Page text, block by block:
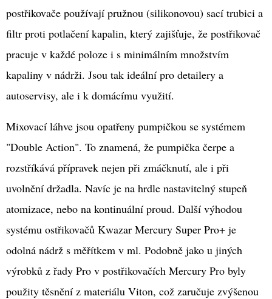
postřikovače používají pružnou (silikonovou) sací trubici a
filtr proti potlačení kapalin, který zajišťuje, že postřikovač
pracuje v každé poloze i s minimálním množstvím
kapaliny v nádrži. Jsou tak ideální pro detailery a
autoservisy, ale i k domácímu využití.
Mixovací láhve jsou opatřeny pumpičkou se systémem
"Double Action". To znamená, že pumpička čerpe a
rozstříkává přípravek nejen při zmáčknutí, ale i při
uvolnění držadla. Navíc je na hrdle nastavitelný stupeň
atomizace, nebo na kontinuální proud. Další výhodou
systému ostřikovačů Kwazar Mercury Super Pro+ je
odolná nádrž s měřítkem v ml. Podobně jako u jiných
výrobků z řady Pro v postřikovačích Mercury Pro byly
použity těsnění z materiálu Viton, což zaručuje zvýšenou
TUHÁ
LEŠTĚNKA
NA
KOVY
MEGUIAR'S
METAL
POLISH
(177
ML)
Kč
Původně:
499
Kč